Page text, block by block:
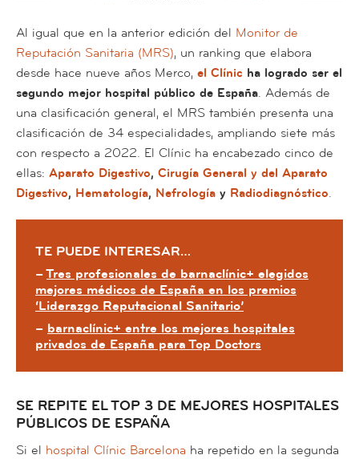
Al igual que en la anterior edición del Monitor de
Reputación Sanitaria (MRS), un ranking que elabora
desde hace nueve años Merco, el Clínic ha logrado ser el
segundo mejor hospital público de España. Además de
una clasificación general, el MRS también presenta una
clasificación de 34 especialidades, ampliando siete más
con respecto a 2022. El Clínic ha encabezado cinco de
ellas: Aparato Digestivo, Cirugía General y del Aparato
Digestivo, Hematología, Nefrología y Radiodiagnóstico.
TE PUEDE INTERESAR…
–Tres profesionales de barnaclínic+ elegidos
mejores médicos de España en los premios
‘Liderazgo Reputacional Sanitario’
– barnaclínic+ entre los mejores hospitales
privados de España para Top Doctors
SE REPITE EL TOP 3 DE MEJORES HOSPITALES
PÚBLICOS DE ESPAÑA
Si el hospital Clínic Barcelona ha repetido en la segunda